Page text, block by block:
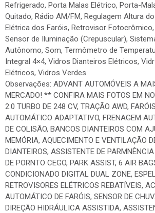
Refrigerado, Porta Malas Elétrico, Porta-
Quitado, Rádio AM/FM, Regulagem Altura
Elétrica dos Faróis, Retrovisor Fotocrômico,
Sensor de Iluminação (Crepuscular),
Autônomo, Som, Termômetro de
Integral 4×4, Vidros Dianteiros Elétricos,
Elétricos, Vidros Verdes
Observações: ADVANT AUTOMÓVEIS A
MERCADO! ** CONFIRA MAIS FOTOS EM
2.0 TURBO DE 248 CV, TRAÇÃO AWD,
AUTOMÁTICO ADAPTATIVO, FRENAGEM
DE COLISÃO, BANCOS DIANTEIROS COM
MEMÓRIA, AQUECIMENTO E VENTILAÇÃO
DIANTEIROS, ASSISTENTE DE
DE PORNTO CEGO, PARK ASSIST, 6 AIR
CONDICIONADO DIGITAL DUAL ZONE,
RETROVISORES ELÉTRICOS REBATÍVEIS,
AUTOMÁTICO DE FARÓIS, SENSOR DE
DIREÇÃO HIDRÁULICA ASSISTIDA,